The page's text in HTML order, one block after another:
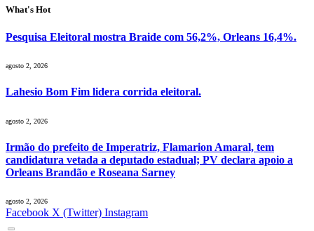
What's Hot
Pesquisa Eleitoral mostra Braide com 56,2%, Orleans 16,4%.
agosto 2, 2026
Lahesio Bom Fim lidera corrida eleitoral.
agosto 2, 2026
Irmão do prefeito de Imperatriz, Flamarion Amaral, tem
candidatura vetada a deputado estadual; PV declara apoio a
Orleans Brandão e Roseana Sarney
agosto 2, 2026
Facebook X (Twitter) Instagram